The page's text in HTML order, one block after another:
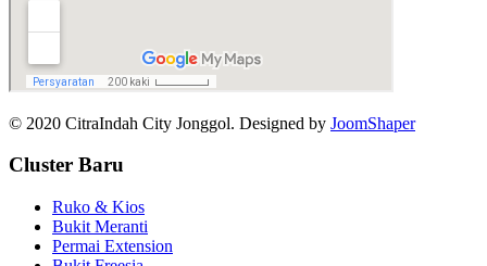
© 2020 CitraIndah City Jonggol. Designed by JoomShaper
Cluster Baru
Ruko & Kios
Bukit Meranti
Permai Extension